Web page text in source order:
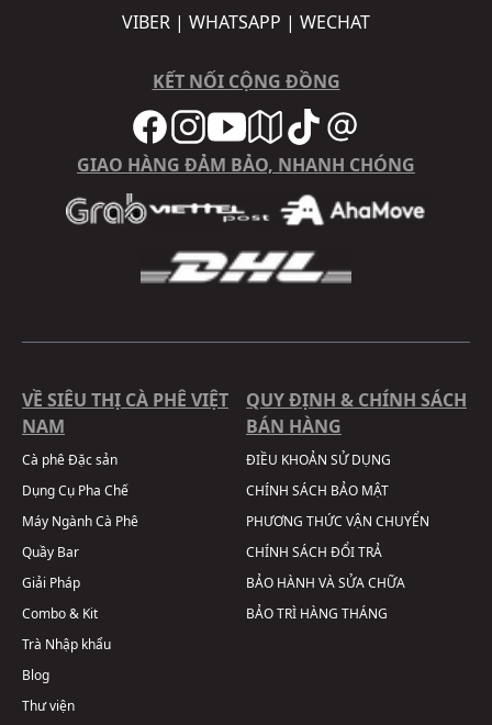
VIBER | WHATSAPP | WECHAT
KẾT NỐI CỘNG ĐỒNG
GIAO HÀNG ĐẢM BẢO, NHANH CHÓNG
VỀ SIÊU THỊ CÀ PHÊ VIỆT
NAM
Cà phê Đặc sản
Dụng Cụ Pha Chế
Máy Ngành Cà Phê
Quầy Bar
Giải Pháp
Combo & Kit
Trà Nhập khẩu
Blog
Thư viện
QUY ĐỊNH & CHÍNH SÁCH
BÁN HÀNG
ĐIỀU KHOẢN SỬ DỤNG
CHÍNH SÁCH BẢO MẬT
PHƯƠNG THỨC VẬN CHUYỂN
CHÍNH SÁCH ĐỔI TRẢ
BẢO HÀNH VÀ SỬA CHỮA
BẢO TRÌ HÀNG THÁNG